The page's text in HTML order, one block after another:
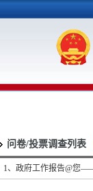
问卷/投票调查列表